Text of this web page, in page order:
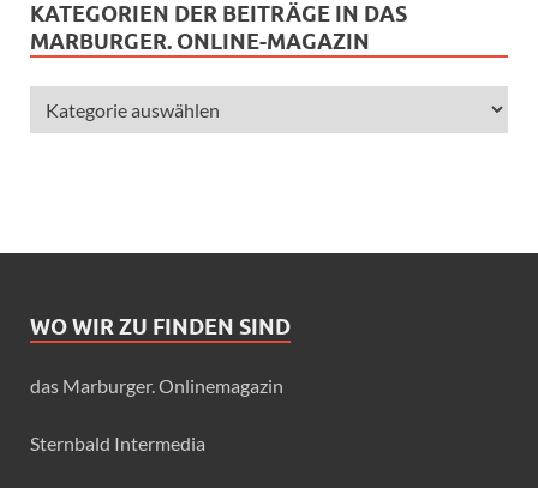
KATEGORIEN DER BEITRÄGE IN DAS
MARBURGER. ONLINE-MAGAZIN
WO WIR ZU FINDEN SIND
das Marburger. Onlinemagazin
Sternbald Intermedia